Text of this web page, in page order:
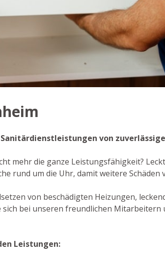
von
mehr die ganze Leistungsfähigkeit?
rund um die Uhr, damit weitere Schäden
von beschädigten Heizungen,
bei unseren freundlichen
Leistungen: